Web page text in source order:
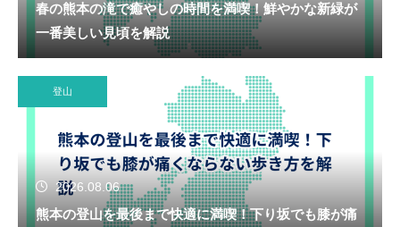
春の熊本の滝で癒やしの時間を満喫！鮮やかな新緑が
一番美しい見頃を解説
登山
2026.08.06
熊本の登山を最後まで快適に満喫！下り坂でも膝が痛